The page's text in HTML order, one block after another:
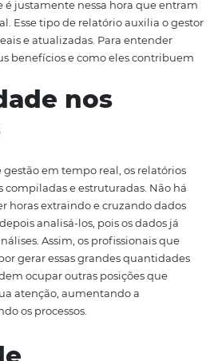
aumento das taxas de ocupação
constantemente, entre diversas
parte da rotina do hoteleiro.
rotina repleta de
dinâmico e com
e é justamente nessa hora
real. Esse tipo de relatório
seus benefícios e como eles
nos
de gestão em tempo real, os
horas extraindo e cruzando